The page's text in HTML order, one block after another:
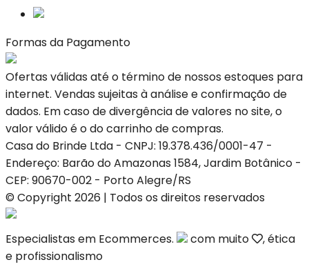
Formas da Pagamento
Ofertas válidas até o término de nossos estoques para
internet. Vendas sujeitas à análise e confirmação de
dados. Em caso de divergência de valores no site, o
valor válido é o do carrinho de compras.
Casa do Brinde Ltda - CNPJ: 19.378.436/0001-47 -
Endereço: Barão do Amazonas 1584, Jardim Botânico -
CEP: 90670-002 - Porto Alegre/RS
© Copyright 2026 | Todos os direitos reservados
Especialistas em Ecommerces. com muito
, ética
e profissionalismo